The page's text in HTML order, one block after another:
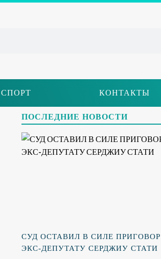
СПОРТ КОНТАКТЫ
ПОСЛЕДНИЕ НОВОСТИ
СУД ОСТАВИЛ В СИЛЕ ПРИГОВОР
ЭКС-ДЕПУТАТУ СЕРДЖИУ СТАТИ